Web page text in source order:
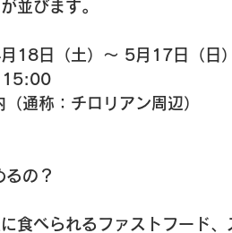
並びます。
18日（土）～ 5月17日（日）
15:00
通称：チロリアン周辺）
の？
食べられるファストフード